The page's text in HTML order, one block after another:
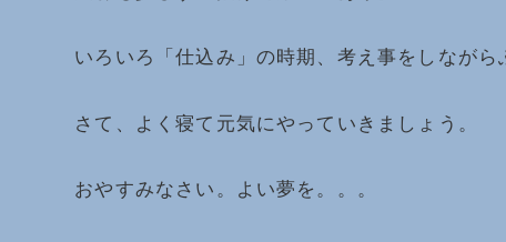
いろいろ「仕込み」の時期、考え事をしながら
さて、よく寝て元気にやっていきましょう。
おやすみなさい。よい夢を。。。